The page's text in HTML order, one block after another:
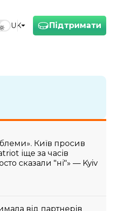
Підтримати
UK
Київ просив
іще за часів
сказали "ні"» — Kyiv
від партнерів